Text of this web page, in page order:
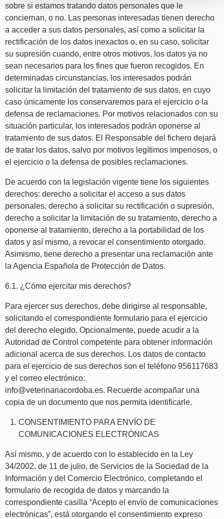
sobre si estamos tratando datos personales que le
conciernan, o no. Las personas interesadas tienen derecho
a acceder a sus datos personales, así como a solicitar la
rectificación de los datos inexactos o, en su caso, solicitar
su supresión cuando, entre otros motivos, los datos ya no
sean necesarios para los fines que fueron recogidos. En
determinadas circunstancias, los interesados podrán
solicitar la limitación del tratamiento de sus datos, en cuyo
caso únicamente los conservaremos para el ejercicio o la
defensa de reclamaciones. Por motivos relacionados con su
situación particular, los interesados podrán oponerse al
tratamiento de sus datos. El Responsable del fichero dejará
de tratar los datos, salvo por motivos legítimos imperiosos, o
el ejercicio o la defensa de posibles reclamaciones.
De acuerdo con la legislación vigente tiene los siguientes
derechos: derecho a solicitar el acceso a sus datos
personales, derecho a solicitar su rectificación o supresión,
derecho a solicitar la limitación de su tratamiento, derecho a
oponerse al tratamiento, derecho a la portabilidad de los
datos y así mismo, a revocar el consentimiento otorgado.
Asimismo, tiene derecho a presentar una reclamación ante
la Agencia Española de Protección de Datos.
6.1. ¿Cómo ejercitar mis derechos?
Para ejercer sus derechos, debe dirigirse al responsable,
solicitando el correspondiente formulario para el ejercicio
del derecho elegido. Opcionalmente, puede acudir a la
Autoridad de Control competente para obtener información
adicional acerca de sus derechos. Los datos de contacto
para el ejercicio de sus derechos son el teléfono 956117683
y el correo electrónico:
info@veterinariacordoba.es. Recuerde acompañar una
copia de un documento que nos permita identificarle.
CONSENTIMIENTO PARA ENVÍO DE
COMUNICACIONES ELECTRÓNICAS
Así mismo, y de acuerdo con lo establecido en la Ley
34/2002, de 11 de julio, de Servicios de la Sociedad de la
Información y del Comercio Electrónico, completando el
formulario de recogida de datos y marcando la
correspondiente casilla “Acepto el envío de comunicaciones
electrónicas”, está otorgando el consentimiento expreso